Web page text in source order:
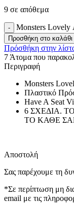
9 σε απόθεμα
Monsters
Προσθήκη στο καλάθι
Πρόσθήκη στην
7 Άτομα που
Περιγραφή
Monsters
Πλαστικό
Have A Seat
6 ΣΧΕΔΙΑ.
ΤΟ ΚΑΘΕ
Αποστολή
Σας παρέχουμε τη
*Σε περίπτωση μη
email με τις